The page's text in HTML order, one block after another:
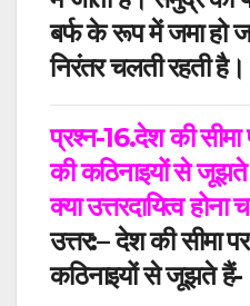
बर्फ के रूप में जमा हो
निरंतर चलती रहती है।
प्रश्न-16.देश की
की कठिनाइयों से
क्या उत्तरदायित्व होना
उत्तर:– देश की सीमा
कठिनाइयों से जूझते हैं-